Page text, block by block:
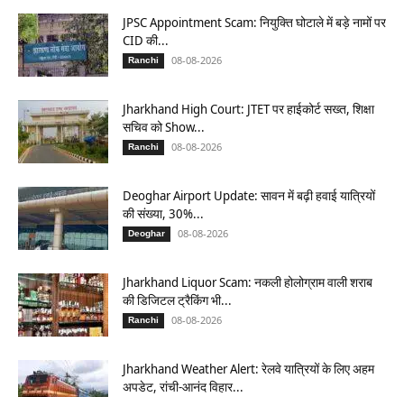
JPSC Appointment Scam: नियुक्ति घोटाले में बड़े नामों पर
CID की...
Ranchi 08-08-2026
Jharkhand High Court: JTET पर हाईकोर्ट सख्त, शिक्षा
सचिव को Show...
Ranchi 08-08-2026
Deoghar Airport Update: सावन में बढ़ी हवाई यात्रियों
की संख्या, 30%...
Deoghar 08-08-2026
Jharkhand Liquor Scam: नकली होलोग्राम वाली शराब
की डिजिटल ट्रैकिंग भी...
Ranchi 08-08-2026
Jharkhand Weather Alert: रेलवे यात्रियों के लिए अहम
अपडेट, रांची-आनंद विहार...